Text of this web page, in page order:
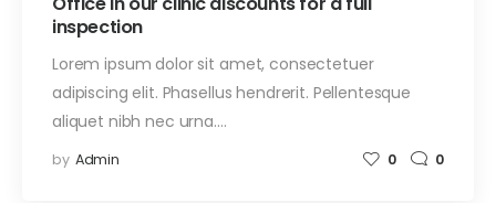
inspection
Lorem ipsum dolor sit amet, consectetuer
adipiscing elit. Phasellus hendrerit. Pellentesque
aliquet nibh nec urna.…
by Admin 0 0